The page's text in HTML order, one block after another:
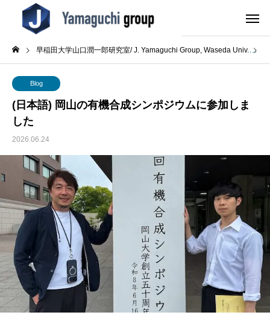
早稲田大学山口潤一郎研究室/ J. Yamaguchi Group, Waseda Univ.
Blog
(日本語) 岡山の有機合成シンポジウムに参加しま
した
2026.06.24